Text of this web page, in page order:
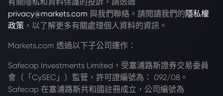
有關隱私和資料保護的投訴，請透過
privacy@markets.com 與我們聯絡。請閱讀我們的 隱私權
政策 ，以了解更多有關處理個人資料的資訊。
Markets.com 透過以下子公司運作：
Safecap Investments Limited，受塞浦路斯證券交易委員
會（「CySEC」）監管，許可證編號為： 092/08。
Safecap 在塞浦路斯共和國註冊成立，公司編號為